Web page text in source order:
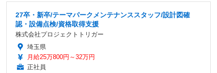
27卒・新卒/テーマパークメンテナンススタッフ/設計図確
認・設備点検/資格取得支援
株式会社プロジェクトトリガー
埼玉県
月給25万800円～32万円
正社員